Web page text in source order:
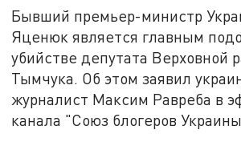
Бывший премьер-министр
Яценюк является главным
убийстве депутата Верховной
Тымчука. Об этом заявил
журналист Максим Равреба в
канала "Союз блогеров